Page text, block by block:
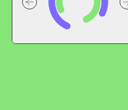
לחץ
לחץ לשיקופית קודמת בסליידר המלצות